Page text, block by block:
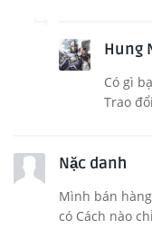
Hung
Có gì
Trao
Nặc danh
Mình bán
có Cách nào